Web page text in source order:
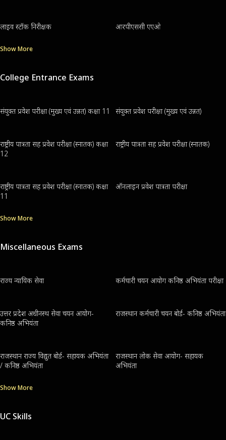
लाइव स्टॉक निरीक्षक आरपीएससी एएओ
Show More
College Entrance Exams
संयुक्त प्रवेश परीक्षा (मुख्य एवं उन्नत) कक्षा 11 संयुक्त प्रवेश परीक्षा (मुख्य एवं उन्नत)
राष्ट्रीय पात्रता सह प्रवेश परीक्षा (स्नातक) कक्षा
12
राष्ट्रीय पात्रता सह प्रवेश परीक्षा (स्नातक)
राष्ट्रीय पात्रता सह प्रवेश परीक्षा (स्नातक) कक्षा
11
ऑनलाइन प्रवेश पात्रता परीक्षा
Show More
Miscellaneous Exams
राज्य न्यायिक सेवा कर्मचारी चयन आयोग कनिष्ठ अभियंता परीक्षा
उत्तर प्रदेश अधीनस्थ सेवा चयन आयोग-
कनिष्ठ अभियंता
राजस्थान कर्मचारी चयन बोर्ड- कनिष्ठ अभियंता
राजस्थान राज्य विद्युत बोर्ड- सहायक अभियंता
/ कनिष्ठ अभियंता
राजस्थान लोक सेवा आयोग- सहायक
अभियंता
Show More
UC Skills